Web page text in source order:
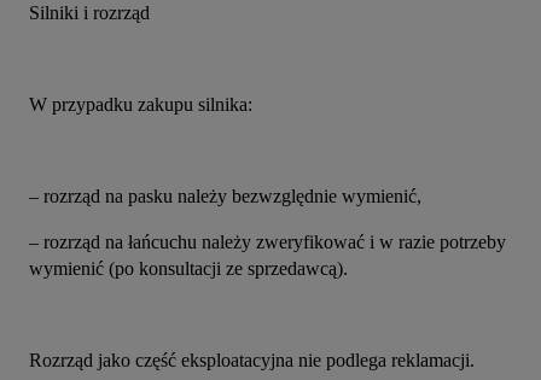
Silniki i rozrząd
W przypadku zakupu silnika:
– rozrząd na pasku należy bezwzględnie wymienić,
– rozrząd na łańcuchu należy zweryfikować i w razie potrzeby
wymienić (po konsultacji ze sprzedawcą).
Rozrząd jako część eksploatacyjna nie podlega reklamacji.